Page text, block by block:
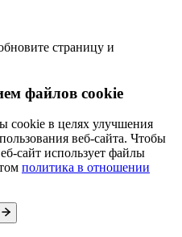
страницу и
файлов cookie
cookie в целях улучшения
веб-сайта. Чтобы
сайт использует файлы
политика в отношении